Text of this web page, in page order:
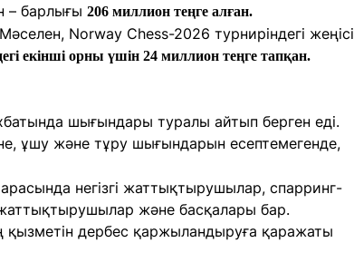
– барлығы 206 миллион теңге алған.
Norway Chess-2026 турниріндегі жеңісі
екінші орны үшін 24 миллион теңге тапқан.
шығындары туралы айтып берген еді.
ұшу және тұру шығындарын есептемегенде,
негізгі жаттықтырушылар, спарринг-
және басқалары бар.
дербес қаржыландыруға қаражаты